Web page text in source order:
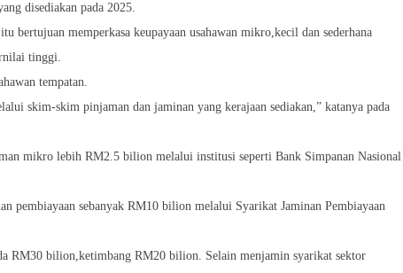
disediakan pada 2025.
bertujuan memperkasa keupayaan usahawan mikro,kecil dan sederhana
tinggi.
tempatan.
skim-skim pinjaman dan jaminan yang kerajaan sediakan,” katanya pada
mikro lebih RM2.5 bilion melalui institusi seperti Bank Simpanan Nasional
pembiayaan sebanyak RM10 bilion melalui Syarikat Jaminan Pembiayaan
RM30 bilion,ketimbang RM20 bilion. Selain menjamin syarikat sektor